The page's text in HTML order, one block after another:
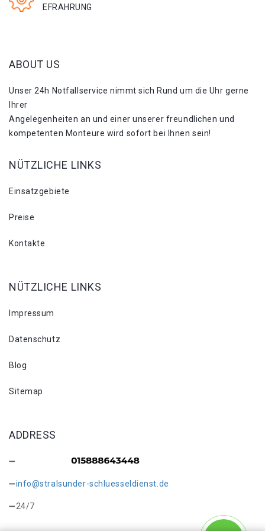
EFRAHRUNG
ABOUT US
Unser 24h Notfallservice nimmt sich Rund um die Uhr gerne
Ihrer
Angelegenheiten an und einer unserer freundlichen und
kompetenten Monteure wird sofort bei Ihnen sein!
NÜTZLICHE LINKS
Einsatzgebiete
Preise
Kontakte
NÜTZLICHE LINKS
Impressum
Datenschutz
Blog
Sitemap
ADDRESS
info@stralsunder-schluesseldienst.de
24/7